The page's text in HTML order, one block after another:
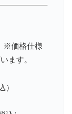
※価格仕様
ます。
）